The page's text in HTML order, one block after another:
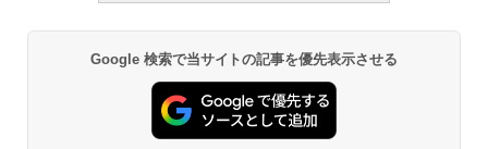
Google 検索で当サイトの記事を優先表示させる